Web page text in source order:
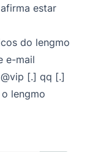
estar
do lengmo
e-mail
[.] qq [.]
lengmo